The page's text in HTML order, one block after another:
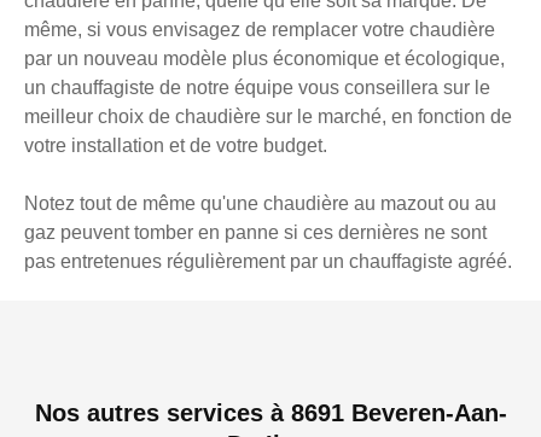
même, si vous envisagez de remplacer votre chaudière
par un nouveau modèle plus économique et écologique,
un chauffagiste de notre équipe vous conseillera sur le
meilleur choix de chaudière sur le marché, en fonction de
votre installation et de votre budget.
Notez tout de même qu'une chaudière au mazout ou au
gaz peuvent tomber en panne si ces dernières ne sont
pas entretenues régulièrement par un chauffagiste agréé.
Nos autres services à 8691 Beveren-Aan-